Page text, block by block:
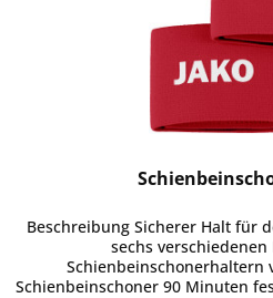
Beschreibung Sicherer Halt für
sechs
Schienbeinschonerhaltern
Schienbeinschoner 90 Minuten